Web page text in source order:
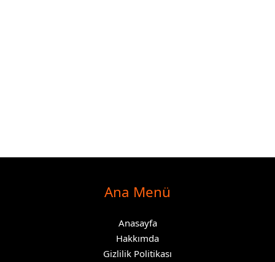
Ana Menü
Anasayfa
Hakkımda
Gizlilik Politikası